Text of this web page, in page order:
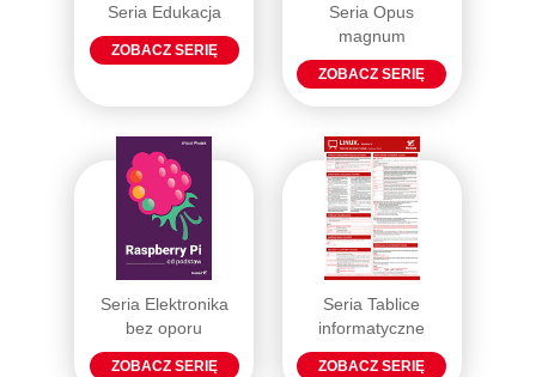
Seria Edukacja
ZOBACZ SERIĘ
Seria Opus
magnum
ZOBACZ SERIĘ
Seria Elektronika
bez oporu
ZOBACZ SERIĘ
Seria Tablice
informatyczne
ZOBACZ SERIĘ